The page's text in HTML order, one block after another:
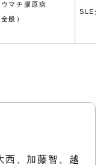
ウマチ膠原病
全般）
SLE外
西、加藤智、越